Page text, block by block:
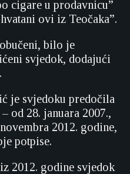
cigare u prodavnicu”
ovi iz Teočaka”.
bilo je
svjedok, dodajući
je svjedoku predočila
od 28. januara 2007.,
2012. godine,
potpise.
2012. godine svjedok